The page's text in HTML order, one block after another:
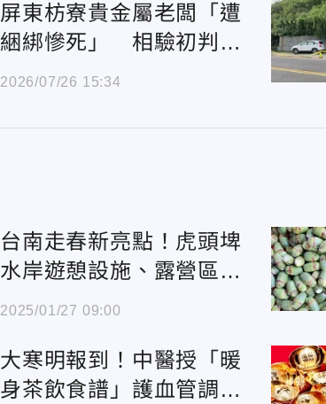
屏東枋寮貴金屬老闆「遭
綑綁慘死」 相驗初判失
血過多
2026/07/26 15:34
台南走春新亮點！虎頭埤
水岸遊憩設施、露營區開
箱
2025/01/27 09:00
大寒明報到！中醫授「暖
身茶飲食譜」護血管調理